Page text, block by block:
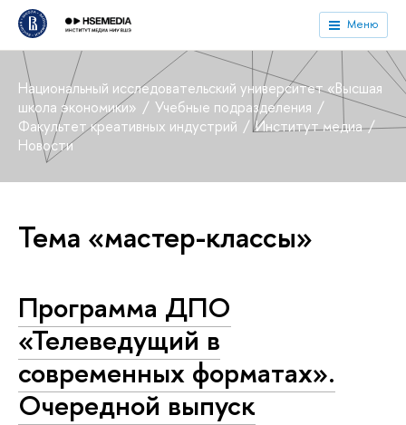
Меню
Национальный исследовательский университет «Высшая
школа экономики»
Учебные подразделения
Факультет креативных индустрий
Институт медиа
Новости
Тема «мастер-классы»
Программа ДПО
«Телеведущий в
современных форматах».
Очередной выпуск